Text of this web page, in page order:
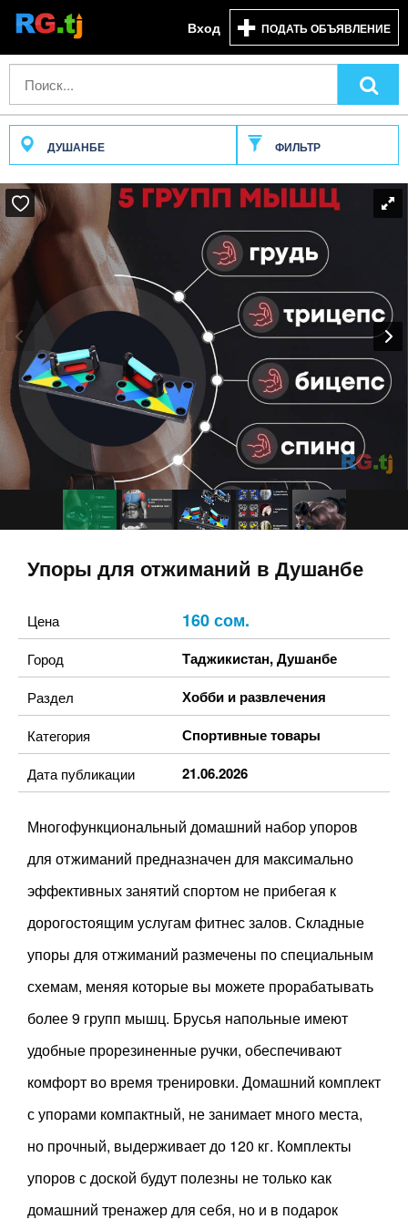
Вход ПОДАТЬ ОБЪЯВЛЕНИЕ
ДУШАНБЕ ФИЛЬТР
Упоры для отжиманий в Душанбе
Цена 160 сом.
Город Таджикистан,Душанбе
Раздел Хобби и развлечения
Категория Спортивные товары
Дата публикации 21.06.2026
Многофункциональный домашний набор упоров
для отжиманий предназначен для максимально
эффективных занятий спортом не прибегая к
дорогостоящим услугам фитнес залов. Складные
упоры для отжиманий размечены по специальным
схемам, меняя которые вы можете прорабатывать
более 9 групп мышц. Брусья напольные имеют
удобные прорезиненные ручки, обеспечивают
комфорт во время тренировки. Домашний комплект
с упорами компактный, не занимает много места,
но прочный, выдерживает до 120 кг. Комплекты
упоров с доской будут полезны не только как
домашний тренажер для себя, но и в подарок